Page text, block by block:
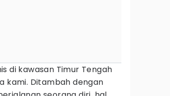
di kawasan Timur Tengah
kami. Ditambah dengan